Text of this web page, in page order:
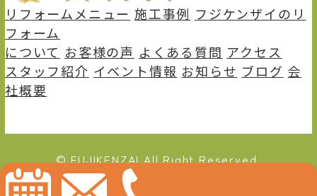
リフォームメニュー 施⼯事例 フジケンザイのリ
フォーム
について お客様の声 よくある質問 アクセス
スタッフ紹介 イベント情報 お知らせ ブログ 会
社概要
© FUJIKENZAI All Right Reserved.